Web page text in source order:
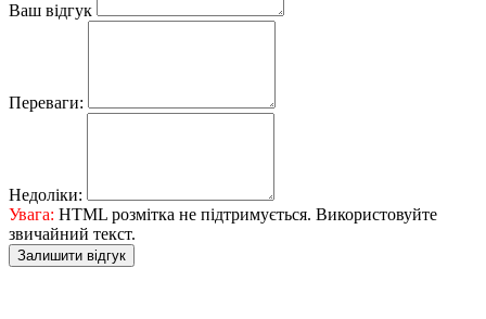
Ваш відгук
Переваги:
Недоліки:
Увага: HTML розмітка не підтримується. Використовуйте
звичайний текст.
Залишити відгук